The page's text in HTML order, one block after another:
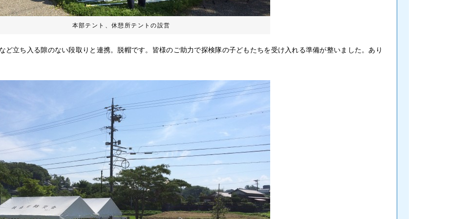
本部テント、休憩所テントの設営
ど立ち入る隙のない段取りと連携。脱帽です。皆様のご助力で探検隊の子どもたちを受け入れる準備が整いました。あり